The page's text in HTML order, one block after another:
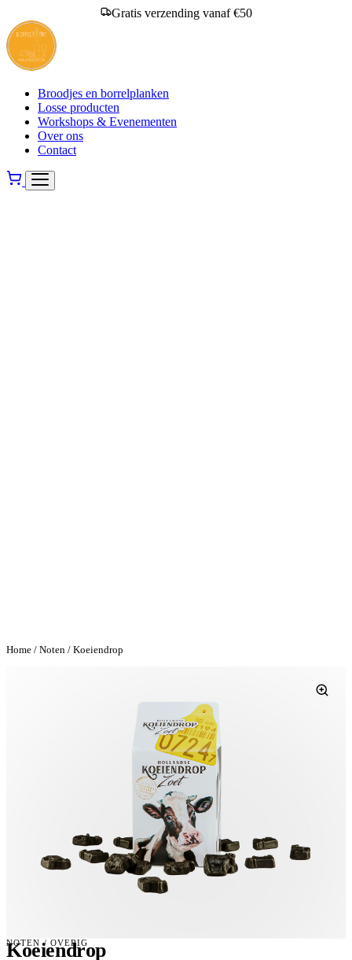
Gratis verzending vanaf €50
Broodjes en borrelplanken
Losse producten
Workshops & Evenementen
Over ons
Contact
Home / Noten / Koeiendrop
NOTEN / OVERIG
Koeiendrop